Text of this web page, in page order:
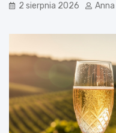
2 sierpnia 2026